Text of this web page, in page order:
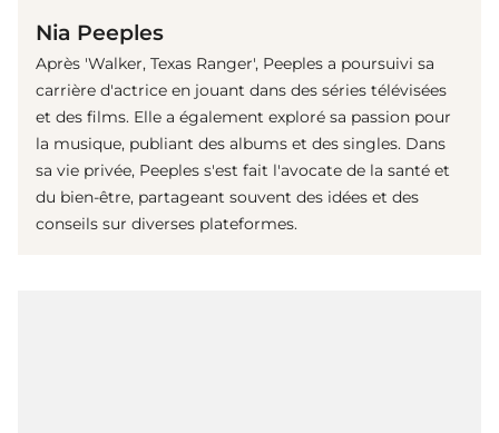
Nia Peeples
Après 'Walker, Texas Ranger', Peeples a poursuivi sa
carrière d'actrice en jouant dans des séries télévisées
et des films. Elle a également exploré sa passion pour
la musique, publiant des albums et des singles. Dans
sa vie privée, Peeples s'est fait l'avocate de la santé et
du bien-être, partageant souvent des idées et des
conseils sur diverses plateformes.